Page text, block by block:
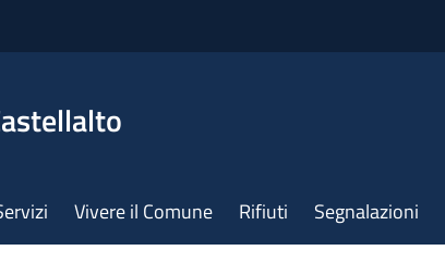
Vivere il Comune Rifiuti Segnalazioni